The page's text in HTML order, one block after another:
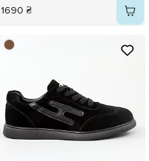
1690 ₴